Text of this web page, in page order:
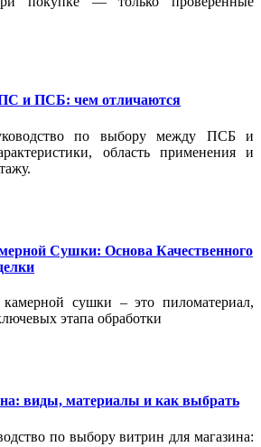
и ПСБ: чем отличаются
по выбору между ПСБ и
область применения и
Сушки: Основа Качественного
камерной сушки – это пиломатериал,
этапа обработки
виды, материалы и как выбрать
по выбору витрин для магазина: